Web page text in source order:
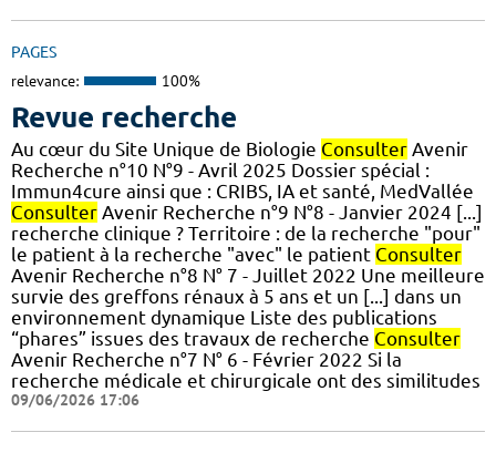
PAGES
relevance: 100%
Revue recherche
Au cœur du Site Unique de Biologie Consulter Avenir
Recherche n°10 N°9 - Avril 2025 Dossier spécial :
Immun4cure ainsi que : CRIBS, IA et santé, MedVallée
Consulter Avenir Recherche n°9 N°8 - Janvier 2024 [...]
recherche clinique ? Territoire : de la recherche "pour"
le patient à la recherche "avec" le patient Consulter
Avenir Recherche n°8 N° 7 - Juillet 2022 Une meilleure
survie des greffons rénaux à 5 ans et un [...] dans un
environnement dynamique Liste des publications
“phares” issues des travaux de recherche Consulter
Avenir Recherche n°7 N° 6 - Février 2022 Si la
recherche médicale et chirurgicale ont des similitudes
09/06/2026 17:06